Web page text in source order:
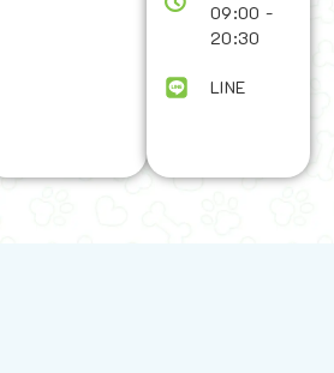
09:00 -
20:30
LINE